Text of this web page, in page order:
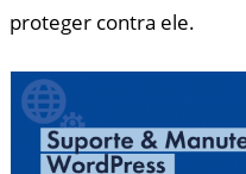
proteger contra ele.